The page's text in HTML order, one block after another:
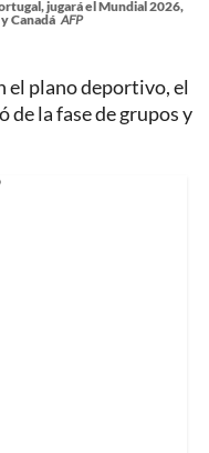
jugará el Mundial 2026,
Canadá AFP
el plano deportivo, el
de la fase de grupos y